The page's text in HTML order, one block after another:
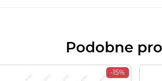
Podobne
-15%